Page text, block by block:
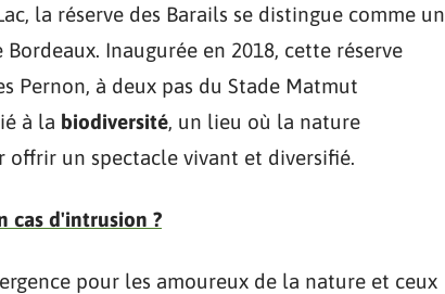
la réserve des Barails se distingue comme un
Inaugurée en 2018, cette réserve
Pernon, à deux pas du Stade Matmut
à la biodiversité, un lieu où la nature
offrir un spectacle vivant et diversifié.
cas d'intrusion ?
pour les amoureux de la nature et ceux